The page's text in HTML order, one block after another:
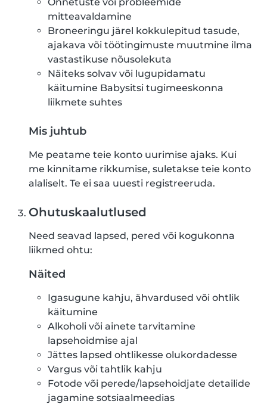
mitteavaldamine
Broneeringu järel kokkulepitud tasude,
ajakava või töötingimuste muutmine ilma
vastastikuse nõusolekuta
Näiteks solvav või lugupidamatu
käitumine Babysitsi tugimeeskonna
liikmete suhtes
Mis juhtub
Me peatame teie konto uurimise ajaks. Kui
me kinnitame rikkumise, suletakse teie konto
alaliselt. Te ei saa uuesti registreeruda.
Ohutuskaalutlused
Need seavad lapsed, pered või kogukonna
liikmed ohtu:
Näited
Igasugune kahju, ähvardused või ohtlik
käitumine
Alkoholi või ainete tarvitamine
lapsehoidmise ajal
Jättes lapsed ohtlikesse olukordadesse
Vargus või tahtlik kahju
Fotode või perede/lapsehoidjate detailide
jagamine sotsiaalmeedias